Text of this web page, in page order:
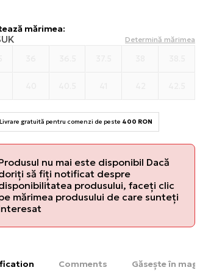
mărimea:
UK Determină mărimea
Livrare gratuită pentru comenzi de peste 400 RON
nu mai este disponibil Dacă
să fiți notificat despre
produsului, faceți clic
mărimea produsului de care sunteți
Comments Găsește în magazin